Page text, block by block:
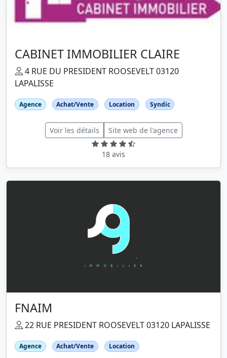
CABINET IMMOBILIER CLAIRE
4 RUE DU PRESIDENT ROOSEVELT 03120
LAPALISSE
Agence Achat/Vente Location Syndic
Voir les détails Site web de l'agence
18 avis
FNAIM
22 RUE PRESIDENT ROOSEVELT 03120 LAPALISSE
Agence Achat/Vente Location